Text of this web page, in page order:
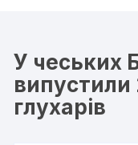
У чеських
глухарів